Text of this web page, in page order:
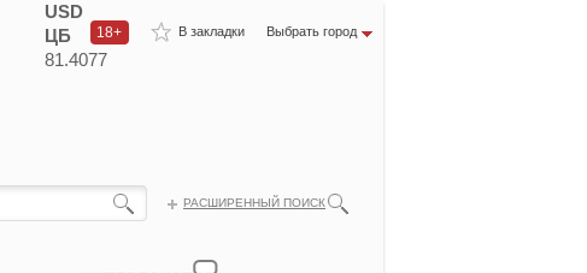
В закладки Выбрать город
18+
USD
ЦБ
81.4077
РАСШИРЕННЫЙ ПОИСК